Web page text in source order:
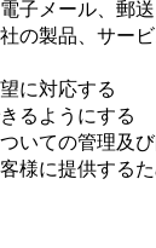
子メール、郵
の製品、サー
に対応する
るようにする
いての管理及
様に提供する